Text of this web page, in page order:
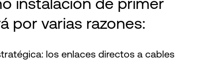
por varias razones:
los enlaces directos a cables